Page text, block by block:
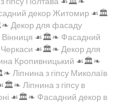
декор Житомир ☙🏛️
Декор для фасаду
Вінниця ☙🏛️❧ Фасадний
Черкаси ☙🏛️❧ Декор для
Кропивницький ☙🏛️❧
Ліпнина з гіпсу Миколаїв
Ліпнина з гіпсу в
☙🏛️❧ Фасадний декор в